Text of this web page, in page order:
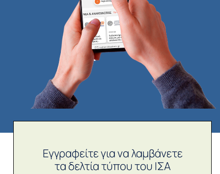
Εγγραφείτε για να λαμβάνετε
τα δελτία τύπου του ΙΣΑ